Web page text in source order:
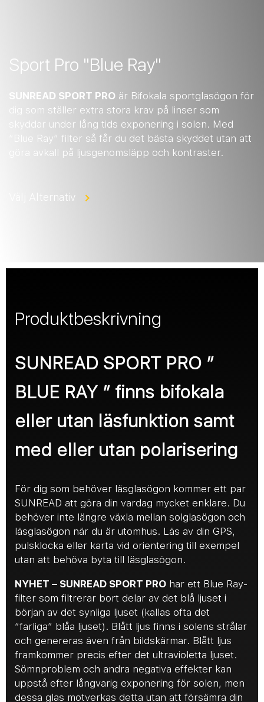
Sport Pro "Blue Ray"
SUNREAD SPORT PRO är Bifokala sportglasögon för
dig som ställer extra stora krav på linser som
skyddar under lång tids exponering i solen. Med
“Blue Ray” filter så får du det bästa skyddet utan att
göra avkall på ljusgenomsläpp och kontraster.
Välj Alternativ
Produktbeskrivning
SUNREAD SPORT PRO ”
BLUE RAY ” finns bifokala
eller utan läsfunktion samt
med eller utan polarisering
För dig som behöver läsglasögon kommer ett par
SUNREAD att göra din vardag mycket enklare. Du
behöver inte längre växla mellan solglasögon och
läsglasögon när du är utomhus. Läs av din GPS,
pulsklocka eller karta vid orientering till exempel
utan att behöva byta till läsglasögon.
NYHET – SUNREAD SPORT PRO har ett Blue Ray-
filter som filtrerar bort delar av det blå ljuset i
början av det synliga ljuset (kallas ofta det
“farliga” blåa ljuset). Blått ljus finns i solens strålar
och genereras även från bildskärmar. Blått ljus
framkommer precis efter det ultravioletta ljuset.
Sömnproblem och andra negativa effekter kan
uppstå efter långvarig exponering för solen, men
dessa glas motverkas detta utan att försämra din